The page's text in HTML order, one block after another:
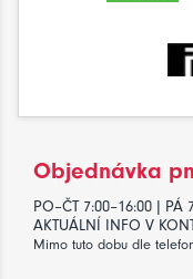
Objednávka
PO–ČT 7:00–16:00 | PÁ
AKTUÁLNÍ INFO V
Mimo tuto dobu dle